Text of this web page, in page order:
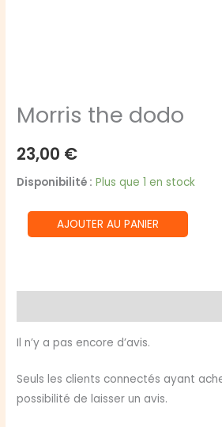
Morris the dodo
23,00 €
Disponibilité : Plus que 1 en stock
quantité
de
AJOUTER AU PANIER
Il n’y a pas encore d’avis.
Seuls les clients connectés ayant
possibilité de laisser un avis.